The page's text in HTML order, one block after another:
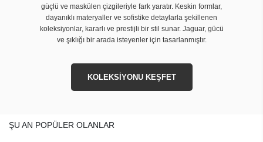
güçlü ve maskülen çizgileriyle fark yaratır. Keskin formlar,
dayanıklı materyaller ve sofistike detaylarla şekillenen
koleksiyonlar, kararlı ve prestijli bir stil sunar. Jaguar, gücü
ve şıklığı bir arada isteyenler için tasarlanmıştır.
KOLEKSİYONU KEŞFET
ŞU AN POPÜLER OLANLAR